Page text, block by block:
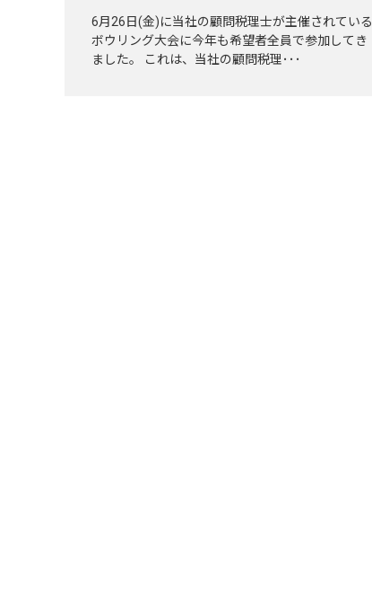
6月26日(金)に当社の顧問税理士が主催されている
ボウリング大会に今年も希望者全員で参加してき
ました。 これは、当社の顧問税理･･･